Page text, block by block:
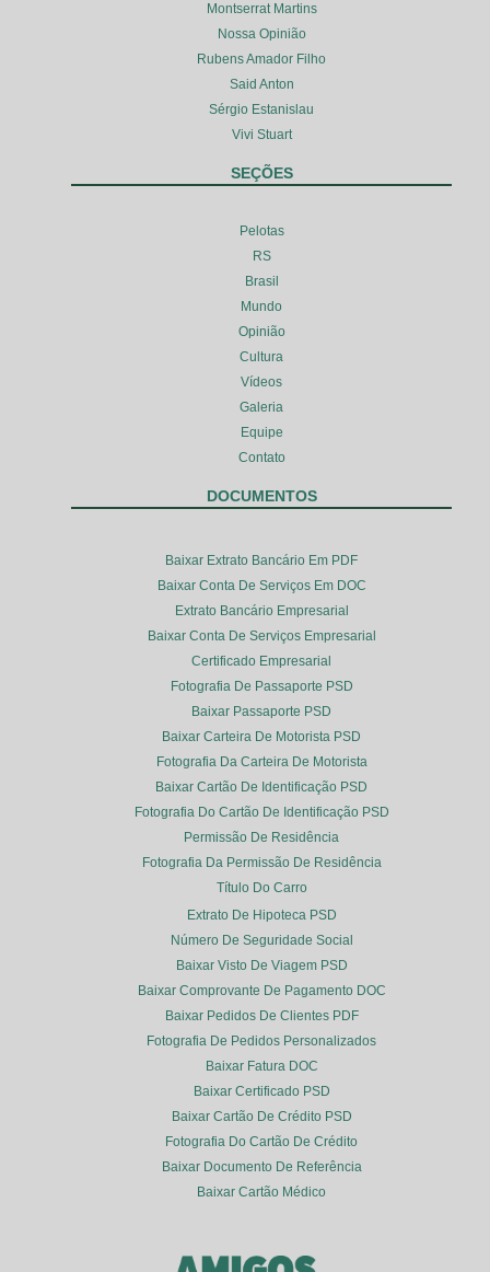
Montserrat Martins
Nossa Opinião
Rubens Amador Filho
Said Anton
Sérgio Estanislau
Vivi Stuart
SEÇÕES
Pelotas
RS
Brasil
Mundo
Opinião
Cultura
Vídeos
Galeria
Equipe
Contato
DOCUMENTOS
Baixar Extrato Bancário Em PDF
Baixar Conta De Serviços Em DOC
Extrato Bancário Empresarial
Baixar Conta De Serviços Empresarial
Certificado Empresarial
Fotografia De Passaporte PSD
Baixar Passaporte PSD
Baixar Carteira De Motorista PSD
Fotografia Da Carteira De Motorista
Baixar Cartão De Identificação PSD
Fotografia Do Cartão De Identificação PSD
Permissão De Residência
Fotografia Da Permissão De Residência
Título Do Carro
Extrato De Hipoteca PSD
Número De Seguridade Social
Baixar Visto De Viagem PSD
Baixar Comprovante De Pagamento DOC
Baixar Pedidos De Clientes PDF
Fotografia De Pedidos Personalizados
Baixar Fatura DOC
Baixar Certificado PSD
Baixar Cartão De Crédito PSD
Fotografia Do Cartão De Crédito
Baixar Documento De Referência
Baixar Cartão Médico